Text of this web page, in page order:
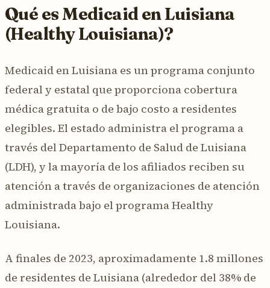
Qué es Medicaid en Luisiana
(Healthy Louisiana)?
Medicaid en Luisiana es un programa conjunto
federal y estatal que proporciona cobertura
médica gratuita o de bajo costo a residentes
elegibles. El estado administra el programa a
través del Departamento de Salud de Luisiana
(LDH), y la mayoría de los afiliados reciben su
atención a través de organizaciones de atención
administrada bajo el programa Healthy
Louisiana.
A finales de 2023, aproximadamente 1.8 millones
de residentes de Luisiana (alrededor del 38% de